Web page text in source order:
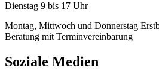
Dienstag 9 bis 17 Uhr
Montag, Mittwoch und Donnerstag
Beratung mit Terminvereinbarung
Soziale Medien